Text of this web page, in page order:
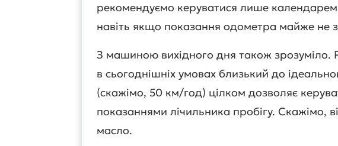
рекомендуємо керуватися лише
навіть якщо показання одометра майже не
З машиною вихідного дня також зрозуміло.
в сьогоднішніх умовах близький до
(скажімо, 50 км/год) цілком дозволяє
показаннями лічильника пробігу. Скажімо,
масло.